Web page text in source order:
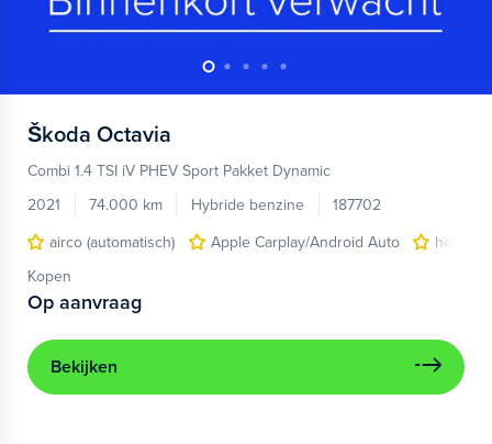
Škoda Octavia
Combi 1.4 TSI iV PHEV Sport Pakket Dynamic
2021
74.000 km Hybride benzine
187702
airco (automatisch)
Apple Carplay/Android Auto
head-
Kopen
Op aanvraag
Bekijken